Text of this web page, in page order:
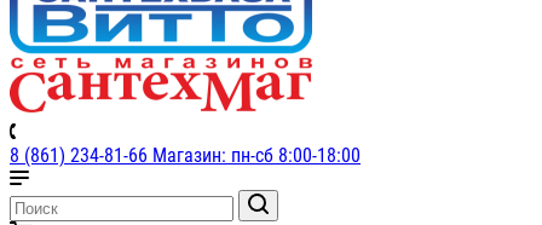
8 (861) 234-81-66 Магазин: пн-сб 8:00-18:00